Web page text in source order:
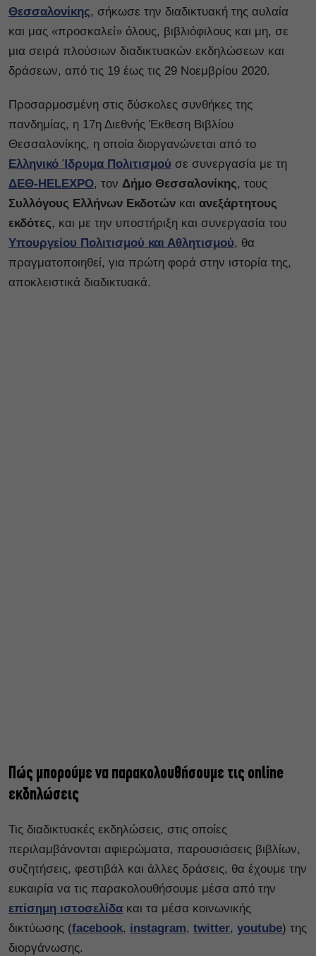
Θεσσαλονίκης, σήκωσε την διαδικτυακή της αυλαία
και μας «προσκαλεί» όλους, βιβλιόφιλους και μη, σε
μια σειρά πλούσιων διαδικτυακών εκδηλώσεων και
δράσεων, από τις 19 έως τις 29 Νοεμβρίου 2020.
Προσαρμοσμένη στις δύσκολες συνθήκες της
πανδημίας, η 17η Διεθνής Έκθεση Βιβλίου
Θεσσαλονίκης, η οποία διοργανώνεται από το
Ελληνικό Ίδρυμα Πολιτισμού σε συνεργασία με τη
ΔΕΘ-HELEXPO, τον Δήμο Θεσσαλονίκης, τους
Συλλόγους Ελλήνων Εκδοτών και ανεξάρτητους
εκδότες, και με την υποστήριξη και συνεργασία του
Υπουργείου Πολιτισμού και Αθλητισμού, θα
πραγματοποιηθεί, για πρώτη φορά στην ιστορία της,
αποκλειστικά διαδικτυακά.
Πώς μπορούμε να παρακολουθήσουμε τις online
εκδηλώσεις
Τις διαδικτυακές εκδηλώσεις, στις οποίες
περιλαμβάνονται αφιερώματα, παρουσιάσεις βιβλίων,
συζητήσεις, φεστιβάλ και άλλες δράσεις, θα έχουμε την
ευκαιρία να τις παρακολουθήσουμε μέσα από την
επίσημη ιστοσελίδα και τα μέσα κοινωνικής
δικτύωσης (facebook, instagram, twitter, youtube) της
διοργάνωσης.